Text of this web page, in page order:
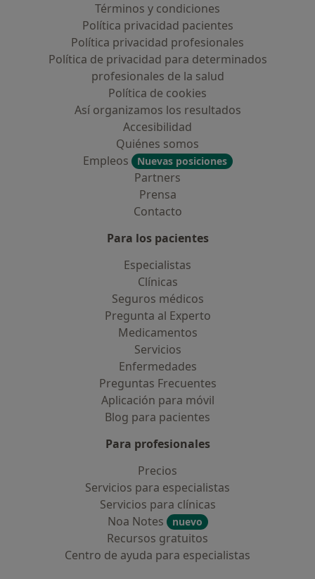
Términos y condiciones
Política privacidad pacientes
Política privacidad profesionales
Política de privacidad para determinados
profesionales de la salud
Política de cookies
Así organizamos los resultados
Accesibilidad
Quiénes somos
Empleos
Nuevas posiciones
Partners
Prensa
Contacto
Para los pacientes
Especialistas
Clínicas
Seguros médicos
Pregunta al Experto
Medicamentos
Servicios
Enfermedades
Preguntas Frecuentes
Aplicación para móvil
Blog para pacientes
Para profesionales
Precios
Servicios para especialistas
Servicios para clínicas
Noa Notes
nuevo
Recursos gratuitos
Centro de ayuda para especialistas